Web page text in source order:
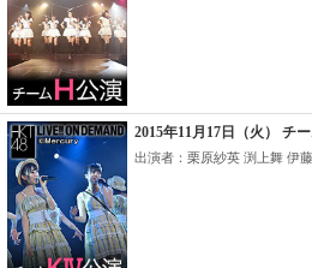
2015年11月17日（火） チ
出演者：栗原紗英 渕上舞 伊藤